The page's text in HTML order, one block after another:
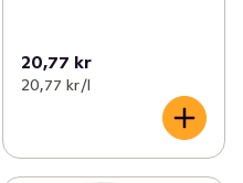
20,77 kr
20,77 kr /l